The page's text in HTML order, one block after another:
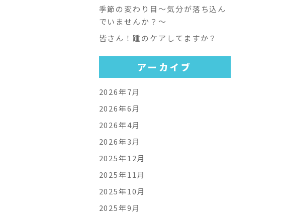
季節の変わり目～気分が落ち込ん
でいませんか？～
皆さん！踵のケアしてますか？
アーカイブ
2026年7月
2026年6月
2026年4月
2026年3月
2025年12月
2025年11月
2025年10月
2025年9月